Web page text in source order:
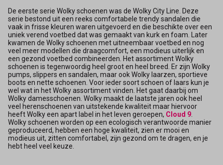
De eerste serie Wolky schoenen was de Wolky City Line. Deze
serie bestond uit een reeks comfortabele trendy sandalen die
vaak in frisse kleuren waren uitgevoerd en die beschikte over een
uniek verend voetbed dat was gemaakt van kurk en foam. Later
kwamen de Wolky schoenen met uitneembaar voetbed en nog
veel meer modellen die draagcomfort, een modieus uiterlijk en
een gezond voetbed combineerden. Het assortiment Wolky
schoenen is tegenwoordig heel groot en heel breed. Er zijn Wolky
pumps, slippers en sandalen, maar ook Wolky laarzen, sportieve
boots en nette schoenen. Voor ieder soort schoen of laars kun je
wel wat in het Wolky assortiment vinden. Het gaat daarbij om
Wolky damesschoenen. Wolky maakt de laatste jaren ook heel
veel herenschoenen van uitstekende kwaliteit maar hiervoor
heeft Wolky een apart label in het leven geroepen, Cloud 9
Wolky schoenen worden op een ecologisch verantwoorde manier
geproduceerd, hebben een hoge kwaliteit, zien er mooi en
modieus uit, zitten comfortabel, zijn gezond om te dragen, en je
hebt heel veel keuze.